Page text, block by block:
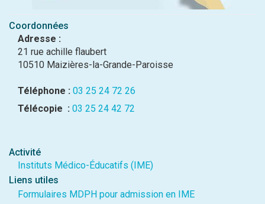
Coordonnées
Adresse :
21 rue achille flaubert
10510 Maizières-la-Grande-Paroisse
Téléphone : 03 25 24 72 26
Télécopie : 03 25 24 42 72
Activité
Instituts Médico-Éducatifs (IME)
Liens utiles
Formulaires MDPH pour admission en IME